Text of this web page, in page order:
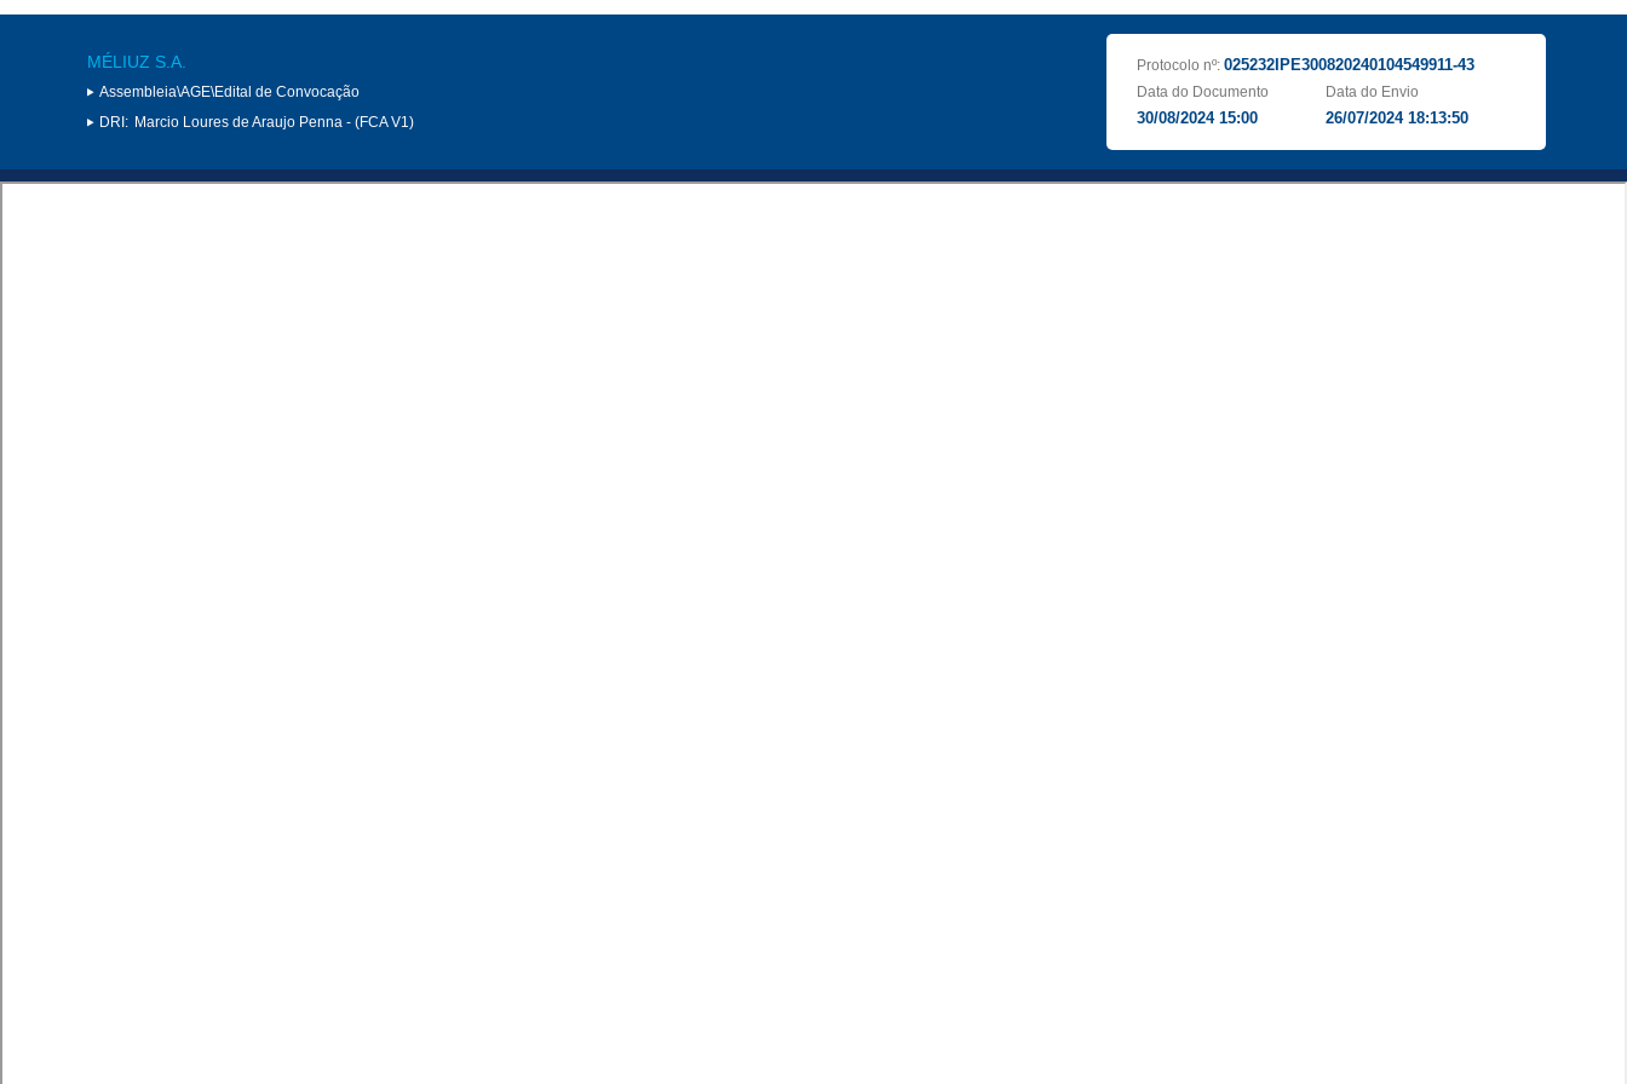
MÉLIUZ S.A.
Assembleia\AGE\Edital de Convocação
DRI: Marcio Loures de Araujo Penna - (FCA V1)
Protocolo nº: 025232IPE300820240104549911-43
Data do Documento
30/08/2024 15:00
Data do Envio
26/07/2024 18:13:50